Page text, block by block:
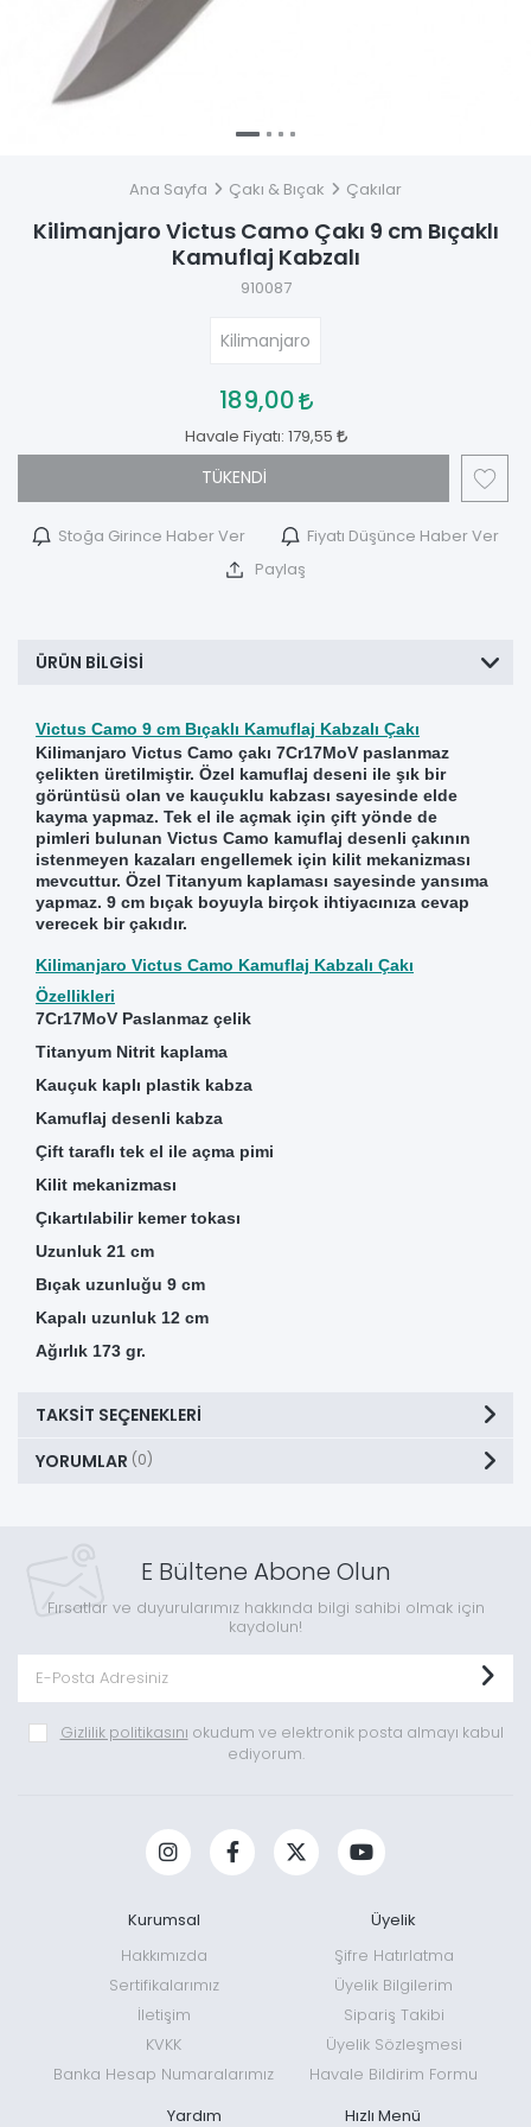
Ana Sayfa Çakı & Bıçak Çakılar
Kilimanjaro Victus Camo Çakı 9 cm Bıçaklı
Kamuflaj Kabzalı
910087
Kilimanjaro
189,00
Havale Fiyatı: 179,55
TÜKENDİ
Stoğa Girince Haber Ver Fiyatı Düşünce Haber Ver
Paylaş
ÜRÜN BILGISI
Victus Camo 9 cm Bıçaklı Kamuflaj Kabzalı Çakı
Kilimanjaro Victus Camo çakı 7Cr17MoV paslanmaz
çelikten üretilmiştir. Özel kamuflaj deseni ile şık bir
görüntüsü olan ve kauçuklu kabzası sayesinde elde
kayma yapmaz. Tek el ile açmak için çift yönde de
pimleri bulunan Victus Camo kamuflaj desenli çakının
istenmeyen kazaları engellemek için kilit mekanizması
mevcuttur. Özel Titanyum kaplaması sayesinde yansıma
yapmaz. 9 cm bıçak boyuyla birçok ihtiyacınıza cevap
verecek bir çakıdır.
Kilimanjaro Victus Camo Kamuflaj Kabzalı Çakı
Özellikleri
7Cr17MoV Paslanmaz çelik
Titanyum Nitrit kaplama
Kauçuk kaplı plastik kabza
Kamuflaj desenli kabza
Çift taraflı tek el ile açma pimi
Kilit mekanizması
Çıkartılabilir kemer tokası
Uzunluk 21 cm
Bıçak uzunluğu 9 cm
Kapalı uzunluk 12 cm
Ağırlık 173 gr.
TAKSIT SEÇENEKLERI
YORUMLAR (0)
E Bültene Abone Olun
Fırsatlar ve duyurularımız hakkında bilgi sahibi olmak için
kaydolun!
Gizlilik politikasını okudum ve elektronik posta almayı kabul
ediyorum.
Kurumsal
Hakkımızda
Sertifikalarımız
İletişim
KVKK
Banka Hesap Numaralarımız
Üyelik
Şifre Hatırlatma
Üyelik Bilgilerim
Sipariş Takibi
Üyelik Sözleşmesi
Havale Bildirim Formu
Yardım Hızlı Menü